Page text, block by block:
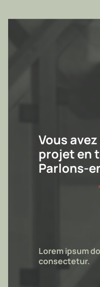
Vous
projet en
Parlons-
Lorem ipsum
consectetur.